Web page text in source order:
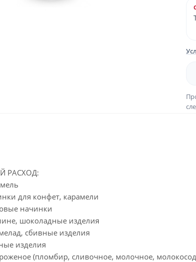
РАСХОД:
для конфет, карамели
начинки
шоколадные изделия
сбивные изделия
изделия
(пломбир, сливочное, молочное,